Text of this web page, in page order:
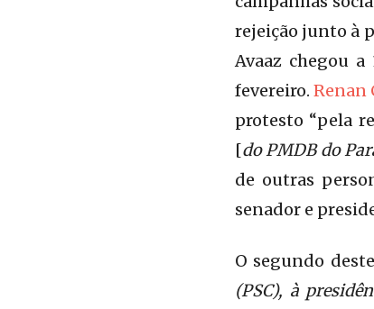
rejeição junto à
Avaaz chegou
fevereiro.Renan
protesto “pela
[do PMDB do
de outras
senador e
O segundo
(PSC), à